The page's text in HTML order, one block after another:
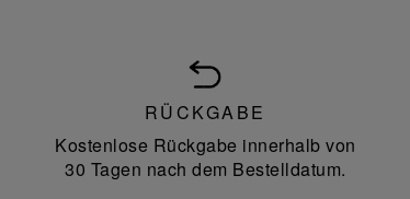
RÜCKGABE
Kostenlose Rückgabe innerhalb von
30 Tagen nach dem Bestelldatum.